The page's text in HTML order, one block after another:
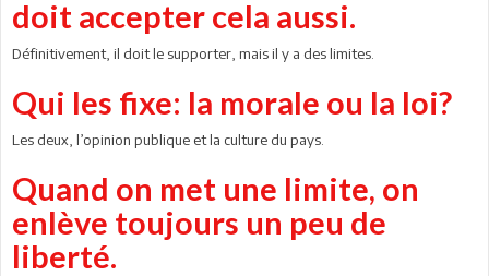
doit accepter cela aussi.
Définitivement, il doit le supporter, mais il y a des limites.
Qui les fixe: la morale ou la loi?
Les deux, l’opinion publique et la culture du pays.
Quand on met une limite, on
enlève toujours un peu de
liberté.